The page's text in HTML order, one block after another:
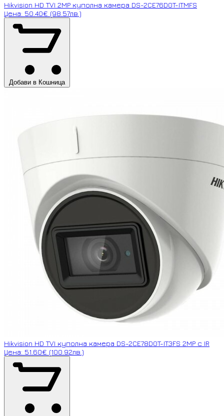
Hikvision HD TVI 2MP куполна камера DS-2CE76D0T-ITMFS
Цена: 50.40€ (98.57лв.)
Добави в Кошница
Hikvision HD TVI куполна камера DS-2CE78D0T-IT3FS 2MP с IR
Цена: 51.60€ (100.92лв.)